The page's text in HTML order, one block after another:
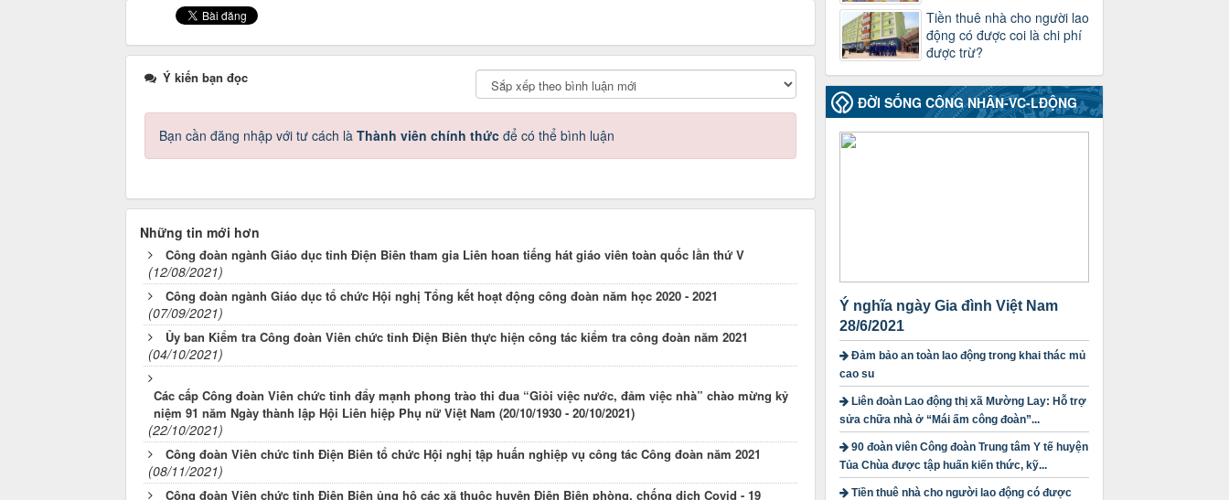
Ý kiến bạn đọc
Bạn cần đăng nhập với tư cách là Thành viên chính thức để có thể bình luận
Những tin mới hơn
Công đoàn ngành Giáo dục tỉnh Điện Biên tham gia Liên hoan tiếng hát giáo viên toàn quốc lần thứ V
(12/08/2021)
Công đoàn ngành Giáo dục tổ chức Hội nghị Tổng kết hoạt động công đoàn năm học 2020 - 2021
(07/09/2021)
Ủy ban Kiểm tra Công đoàn Viên chức tỉnh Điện Biên thực hiện công tác kiểm tra công đoàn năm 2021
(04/10/2021)
Các cấp Công đoàn Viên chức tỉnh đẩy mạnh phong trào thi đua “Giỏi việc nước, đảm việc nhà” chào mừng kỷ
niệm 91 năm Ngày thành lập Hội Liên hiệp Phụ nữ Việt Nam (20/10/1930 - 20/10/2021)
(22/10/2021)
Công đoàn Viên chức tỉnh Điện Biên tổ chức Hội nghị tập huấn nghiệp vụ công tác Công đoàn năm 2021
(08/11/2021)
Công đoàn Viên chức tỉnh Điện Biên ủng hộ các xã thuộc huyện Điện Biên phòng, chống dịch Covid - 19
50/2024/QH/15
Luật Công đoàn 2024
Thời gian đăng: 25/12/2024
2010-CV/TU
Tăng cường công tác lãnh đạo, chỉ đạo
phát triển đoàn viên, thành lập Công
đoàn cơ sở trong các doanh nghiệp khu
dựng và giao dự toán tài chính công
đoàn năm 2025
Thời gian đăng: 23/09/2024
lượt xem: 4200 | lượt tải:1315
3716/TLD-TC
Công văn hướng dẫn công tác quả lý tài
chính, tài sản công đoàn khi đơn vị sát
nhập, chấm dứt hoạt động
Thời gian đăng: 13/04/2025
lượt xem: 2006 | lượt tải:722
60/TB-LĐLĐ
Tiền thuê nhà cho người lao
động có được coi là chi phí
được trừ?
ĐỜI SỐNG CÔNG NHÂN-VC-LĐỘNG
Ý nghĩa ngày Gia đình Việt Nam
28/6/2021
Đảm bảo an toàn lao động trong khai thác mủ
cao su
Liên đoàn Lao động thị xã Mường Lay: Hỗ trợ
sửa chữa nhà ở “Mái ấm công đoàn”...
90 đoàn viên Công đoàn Trung tâm Y tế huyện
Tủa Chùa được tập huấn kiến thức, kỹ...
Tiền thuê nhà cho người lao động có được